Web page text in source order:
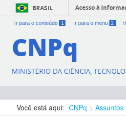
BRASIL Acesso à
Ir para o conteúdo 1 Ir para o menu 2
CNPq
MINISTÉRIO DA CIÊNCIA,
Você está aqui: CNPq Assuntos